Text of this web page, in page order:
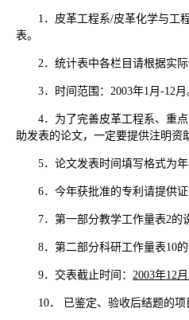
1．皮革工程系/皮革化学与工
表。
2．统计表中各栏目请根据实
3．时间范围：2003年1月-12月
4．为了完善皮革工程系、重
助发表的论文，一定要提供注明
5．论文发表时间填写格式为
6．今年获批准的专利请提供证
7．第一部分教学工作量表2的
8．第二部分科研工作量表10
9．交表截止时间： 2003年12 月
10． 已鉴定、验收后结题的